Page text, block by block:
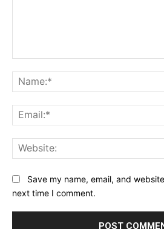
Save my name, email, and
next time I comment.